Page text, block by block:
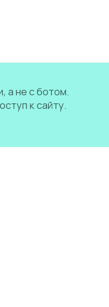
а не с ботом.
к сайту.